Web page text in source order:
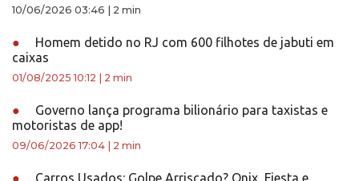
10/06/2026 03:46 2 min
●
Homem detido no RJ com 600 filhotes de jabuti em
caixas
01/08/2025 10:12 2 min
●
Governo lança programa bilionário para taxistas e
motoristas de app!
09/06/2026 17:04 2 min
●
Carros Usados: Golpe Arriscado? Onix, Fiesta e